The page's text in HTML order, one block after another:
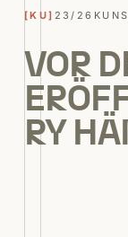
[KU] 23/26
VOR
RY